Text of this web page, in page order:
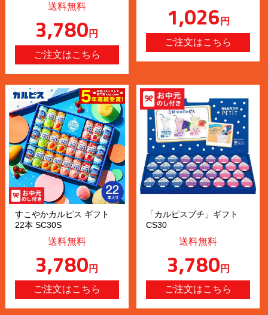
送料無料
3,780円
1,026円
すこやかカルピス ギフト
22本 SC30S
送料無料
3,780円
「カルピスプチ」ギフト
CS30
送料無料
3,780円